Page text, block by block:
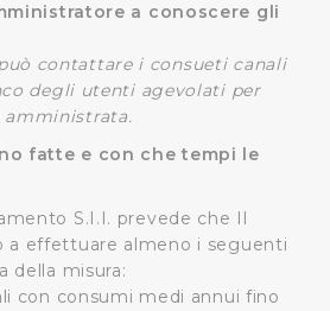
a conoscere gli
contattare i consueti canali
degli utenti agevolati per
amministrata.
fatte e con che tempi le
S.I.I. prevede che Il
a effettuare almeno i seguenti
della misura:
con consumi medi annui fino